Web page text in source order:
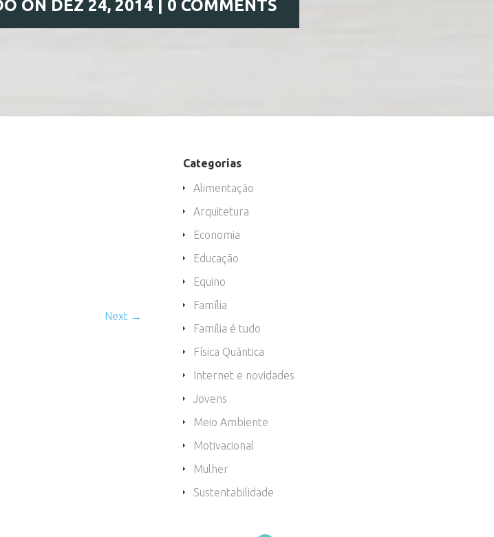
ON DEZ 24, 2014 | 0 COMMENTS
Next →
Categorias
Alimentação
Arquitetura
Economia
Educação
Equino
Família
Família é tudo
Física Quântica
Internet e novidades
Jovens
Meio Ambiente
Motivacional
Mulher
Sustentabilidade